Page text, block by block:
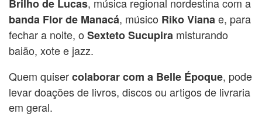
Brilho de Lucas
banda Flor de Manacá, músico Riko Vianae, para
fechar a noite, o Sexteto Sucupira misturando
baião, xote e jazz.
Quem quisercolaborar com a Belle Époque, pode
levar doações de livros, discos ou artigos de livraria
em geral.